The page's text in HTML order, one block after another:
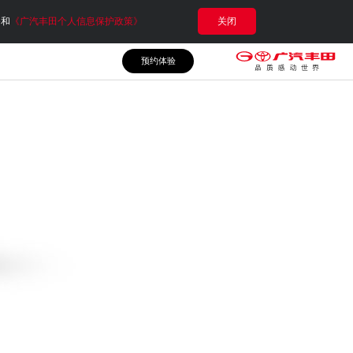
《广汽丰田个人信息保护政策》 关闭
预约体验